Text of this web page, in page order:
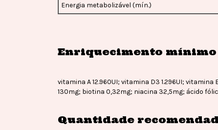
Energia metabolizável (mín.)
Enriquecimento
vitamina A 12.960UI; vitamina D3 1.296UI;
130mg; biotina 0,32mg; niacina 32,5mg; ácido
Quantidade